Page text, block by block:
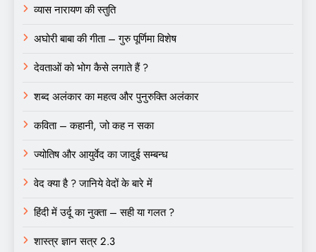
व्यास नारायण की स्तुति
अघोरी बाबा की गीता – गुरु पूर्णिमा विशेष
देवताओं को भोग कैसे लगाते हैं ?
शब्द अलंकार का महत्व और पुनुरुक्ति अलंकार
कविता – कहानी, जो कह न सका
ज्योतिष और आयुर्वेद का जादुई सम्बन्ध
वेद क्या है ? जानिये वेदों के बारे में
हिंदी में उर्दू का नुक्ता – सही या गलत ?
शास्त्र ज्ञान सत्र 2.3